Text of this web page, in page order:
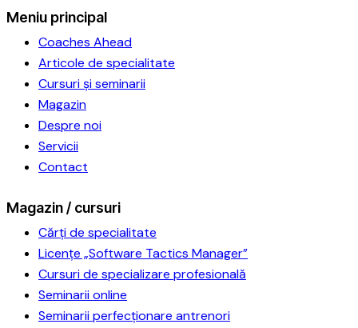
facebook-
Meniu principal
Coaches Ahead
Articole de specialitate
Cursuri și seminarii
Magazin
Despre noi
Servicii
Contact
Magazin / cursuri
Cărți de specialitate
Licențe „Software Tactics Manager”
Cursuri de specializare profesională
Seminarii online
Seminarii perfecționare antrenori